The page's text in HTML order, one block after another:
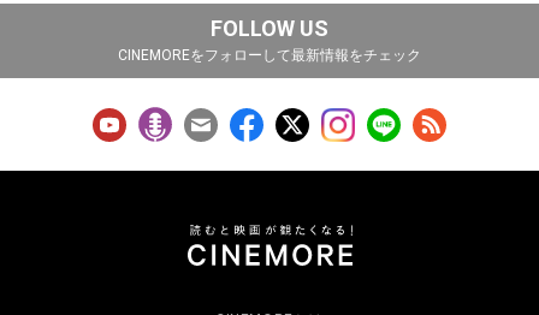
FOLLOW US
CINEMOREをフォローして最新情報をチェック